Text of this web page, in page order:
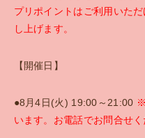
プリポイントはご利用いた
し上げます。
【開催日】
●8月4日(火) 19:00～21:00
います。お電話でお問合せく